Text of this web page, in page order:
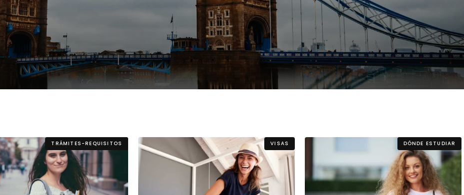
Estudia Business en Auckland
Estudia Desarrollo Web en
Toronto
+30 Summer English for
Professionals en Melbourne
ENVIAR
TRÁMITES-REQUISITOS VISAS DÓNDE ESTUDIAR